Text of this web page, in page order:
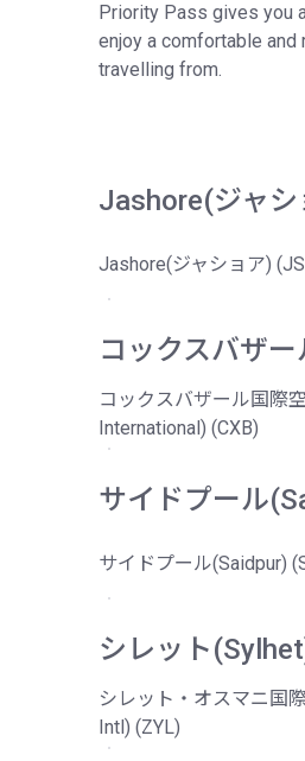
Priority Pass gives you
enjoy a comfortable and
travelling from.
Jashore(ジャシ
Jashore(ジャショア)
コックスバザ
コックスバザール国際
International) (CXB)
サイドプール
サイドプール(Saidpur)
シレット
シレット・オスマニ国
Intl) (ZYL)